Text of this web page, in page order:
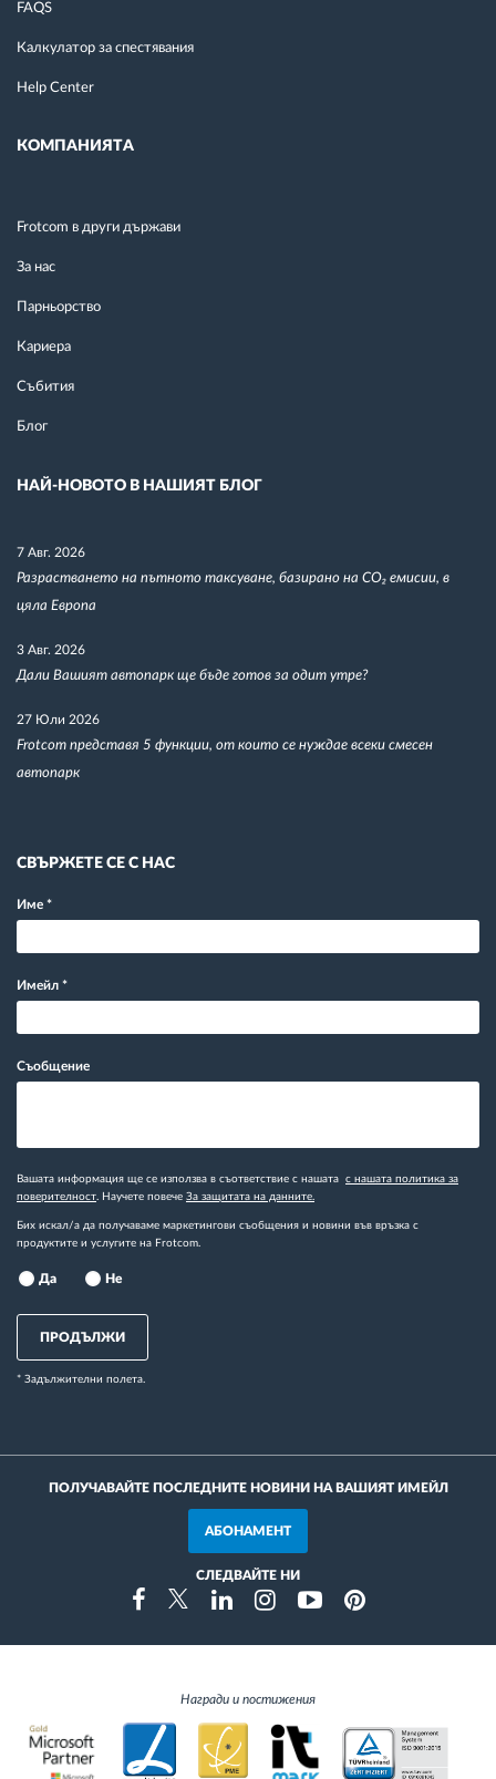
FAQS
Калкулатор за спестявания
Help Center
КОМПАНИЯТА
Frotcom в други държави
За нас
Парньорство
Кариера
Събития
Блог
НАЙ-НОВОТО В НАШИЯТ БЛОГ
7 Авг. 2026
Разрастването на пътното таксуване, базирано на CO₂ емисии, в
цяла Европа
3 Авг. 2026
Дали Вашият автопарк ще бъде готов за одит утре?
27 Юли 2026
Frotcom представя 5 функции, от които се нуждае всеки смесен
автопарк
СВЪРЖЕТЕ СЕ С НАС
Име *
Имейл *
Съобщение
Вашата информация ще се използва в съответствие с нашата с нашата политика за
поверителност. Научете повече За защитата на данните.
Бих искал/а да получаваме маркетингови съобщения и новини във връзка с
продуктите и услугите на Frotcom.
Да Не
ПРОДЪЛЖИ
* Задължителни полета.
ПОЛУЧАВАЙТЕ ПОСЛЕДНИТЕ НОВИНИ НА ВАШИЯТ ИМЕЙЛ
АБОНАМЕНТ
СЛЕДВАЙТЕ НИ
FacebookTwitterLinkedinInstragramYoutubePinterest
Награди и постижения